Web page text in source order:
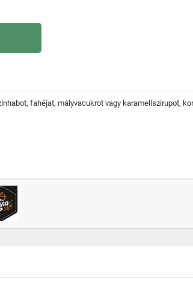
fahéjat, mályvacukrot vagy karamellszirupot,